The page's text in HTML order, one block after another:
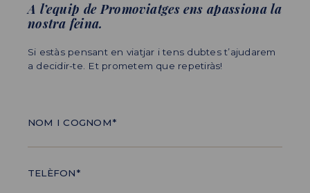
A l’equip de Promoviatges ens apassiona la
nostra feina.
Si estàs pensant en viatjar i tens dubtes t’ajudarem
a decidir-te. Et prometem que repetiràs!
NOM I COGNOM*
TELÈFON*